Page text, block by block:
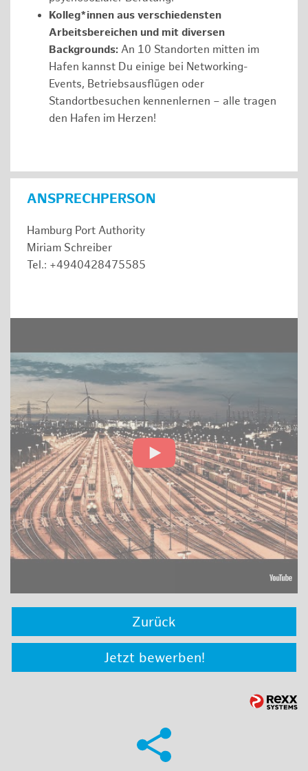
Kolleg*innen aus verschiedensten
Arbeitsbereichen und mit diversen
Backgrounds: An 10 Standorten mitten im
Hafen kannst Du einige bei Networking-
Events, Betriebsausflügen oder
Standortbesuchen kennenlernen – alle tragen
den Hafen im Herzen!
ANSPRECHPERSON
Hamburg Port Authority
Miriam Schreiber
Tel.: +4940428475585
Zurück
Jetzt bewerben!